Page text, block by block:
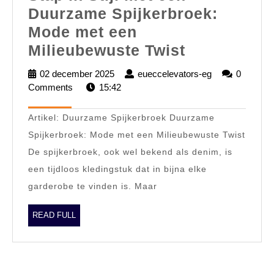
Duurzame Spijkerbroek:
Mode met een
Milieubewuste Twist
in
met
een
Duurzame
02 december 2025
02
december
eueccelevators-eg
0
Comments
15:42
Artikel: Duurzame Spijkerbroek Duurzame
Spijkerbroek: Mode met een Milieubewuste Twist
De spijkerbroek, ook wel bekend als denim, is
een tijdloos kledingstuk dat in bijna elke
garderobe te vinden is. Maar
READ FULL
FULL